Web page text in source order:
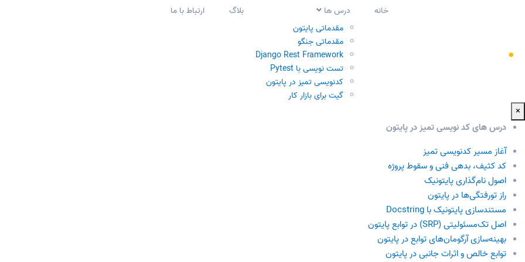
خانه
درس ها
مقدماتی پایتون
مقدماتی جنگو
Django Rest Framework
تست نویسی با Pytest
کدنویسی تمیز در پایتون
گیت برای بازار کار
بلاگ ارتباط با ما
×
درس های کد نویسی تمیز در پایتون
آغاز مسیر کدنویسی تمیز
کد کثیف، بدهی فنی و سقوط پروژه
اصول نام‌گذاری پایتونیک
راز تورفتگی‌ها در پایتون
مستندسازی پایتونیک با Docstring
اصل تک‌مسئولیتی (SRP) در توابع پایتون
بهینه‌سازی آرگومان‌های توابع در پایتون
توابع خالص و اثرات جانبی در پایتون